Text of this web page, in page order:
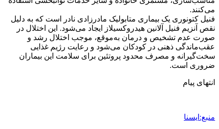
می‌کنند.
فنیل کتونوری یک بیماری متابولیک مادرزادی نادر است که به دلیل
نقص آنزیم فنیل آلانین هیدروکسیلاز ایجاد می‌شود. این اختلال در
صورت عدم تشخیص و درمان به‌موقع، موجب اختلال رشد و
عقب‌ماندگی ذهنی در کودکان می‌شود و رعایت رژیم غذایی
سخت‌گیرانه و مصرف محدود پروتئین برای سلامت این بیماران
ضروری است.
انتهای پیام
منبع:ایسنا